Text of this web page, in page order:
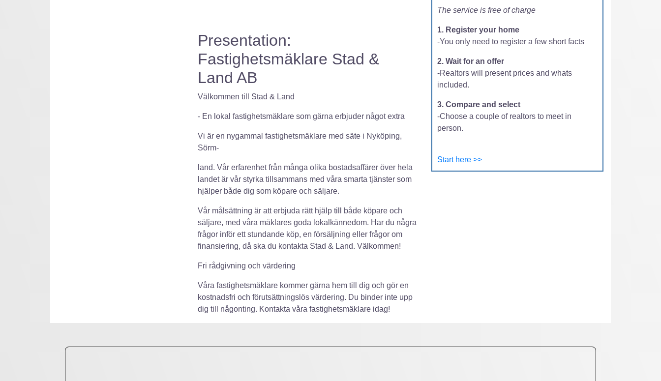
Presentation:
Fastighetsmäklare Stad &
Land AB
Välkommen till Stad & Land
- En lokal fastighetsmäklare som gärna erbjuder något extra
Vi är en nygammal fastighetsmäklare med säte i Nyköping,
Sörm-
land. Vår erfarenhet från många olika bostadsaffärer över hela
landet är vår styrka tillsammans med våra smarta tjänster som
hjälper både dig som köpare och säljare.
Vår målsättning är att erbjuda rätt hjälp till både köpare och
säljare, med våra mäklares goda lokalkännedom. Har du några
frågor inför ett stundande köp, en försäljning eller frågor om
finansiering, då ska du kontakta Stad & Land. Välkommen!
Fri rådgivning och värdering
Våra fastighetsmäklare kommer gärna hem till dig och gör en
kostnadsfri och förutsättningslös värdering. Du binder inte upp
dig till någonting. Kontakta våra fastighetsmäklare idag!
The service is free of charge
1. Register your home
-You only need to register a few short facts
2. Wait for an offer
-Realtors will present prices and whats
included.
3. Compare and select
-Choose a couple of realtors to meet in
person.
Start here >>